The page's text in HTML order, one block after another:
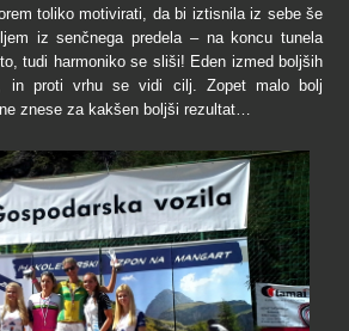
toliko motivirati, da bi iztisnila iz sebe še
iz senčnega predela – na koncu tunela
tudi harmoniko se sliši! Eden izmed boljših
in proti vrhu se vidi cilj. Zopet malo bolj
znese za kakšen boljši rezultat…